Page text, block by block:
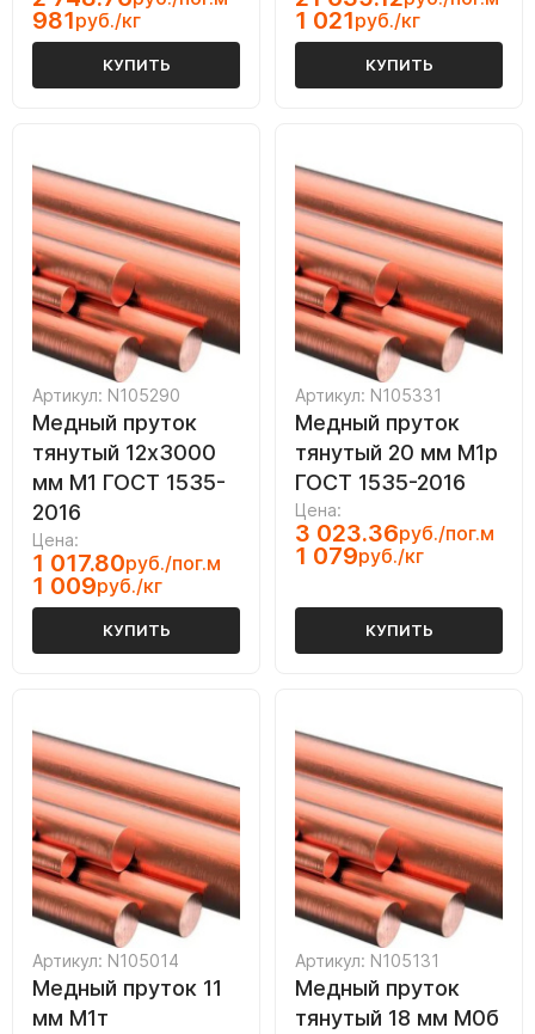
981руб./кг
КУПИТЬ
1 021руб./кг
КУПИТЬ
Артикул: N105290
Медный пруток
тянутый 12х3000
мм М1 ГОСТ 1535-
2016
Цена:
1 017.80руб./пог.м
1 009руб./кг
КУПИТЬ
Артикул: N105331
Медный пруток
тянутый 20 мм М1р
ГОСТ 1535-2016
Цена:
3 023.36руб./пог.м
1 079руб./кг
КУПИТЬ
Артикул: N105014
Медный пруток 11
мм М1т
Артикул: N105131
Медный пруток
тянутый 18 мм М0б